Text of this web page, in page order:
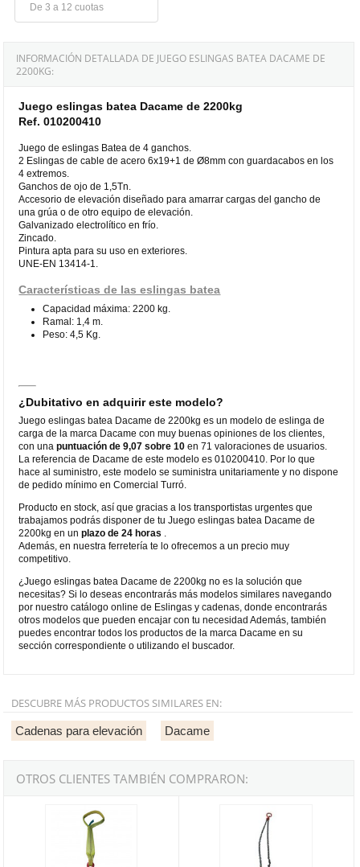
De 3 a 12 cuotas
INFORMACIÓN DETALLADA DE JUEGO ESLINGAS BATEA DACAME DE
2200KG:
Juego eslingas batea Dacame de 2200kg
Ref. 010200410
Juego de eslingas Batea de 4 ganchos.
2 Eslingas de cable de acero 6x19+1 de Ø8mm con guardacabos en los
4 extremos.
Ganchos de ojo de 1,5Tn.
Accesorio de elevación diseñado para amarrar cargas del gancho de
una grúa o de otro equipo de elevación.
Galvanizado electrolítico en frío.
Zincado.
Pintura apta para su uso en exteriores.
UNE-EN 13414-1.
Características de las eslingas batea
Capacidad máxima: 2200 kg.
Ramal: 1,4 m.
Peso: 4,5 Kg.
¿Dubitativo en adquirir este modelo?
Juego eslingas batea Dacame de 2200kg es un modelo de eslinga de
carga de la marca Dacame con muy buenas opiniones de los clientes,
con unapuntuación de 9,07 sobre 10 en 71 valoraciones de usuarios.
La referencia de Dacame de este modelo es 010200410. Por lo que
hace al suministro, este modelo se suministra unitariamente y no dispone
de pedido mínimo en Comercial Turró.
Producto en stock, así que gracias a los transportistas urgentes que
trabajamos podrás disponer de tu Juego eslingas batea Dacame de
2200kg en unplazo de 24 horas
Además, en nuestra ferretería te lo ofrecemos a un precio muy
competitivo.
¿Juego eslingas batea Dacame de 2200kg no es la solución que
necesitas? Si lo deseas encontrarás más modelos similares navegando
por nuestro catálogo online de Eslingas y cadenas, donde encontrarás
otros modelos que pueden encajar con tu necesidad Además, también
puedes encontrar todos los productos de la marca Dacame en su
sección correspondiente o utilizando el buscador.
DESCUBRE MÁS PRODUCTOS SIMILARES EN:
Cadenas para elevación Dacame
OTROS CLIENTES TAMBIÉN COMPRARON: